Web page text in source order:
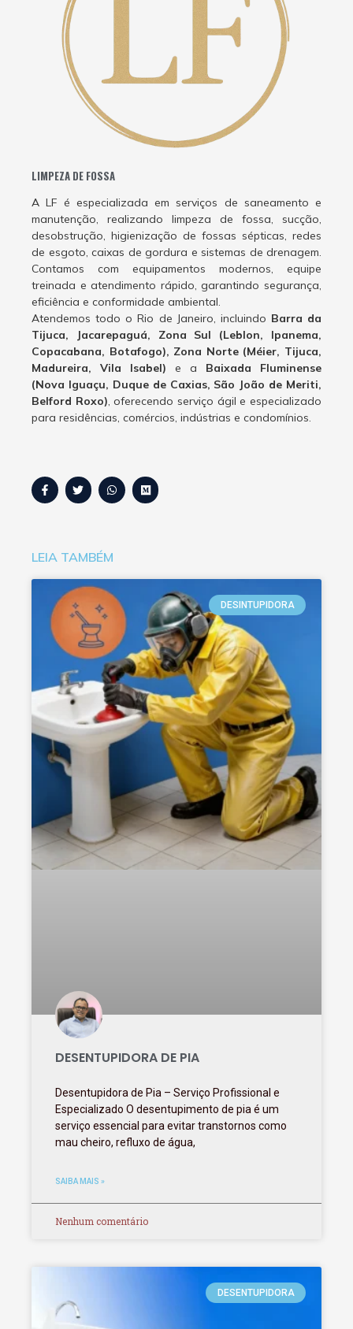
LIMPEZA DE FOSSA
A LF é especializada em serviços de saneamento e
manutenção, realizando limpeza de fossa, sucção,
desobstrução, higienização de fossas sépticas, redes
de esgoto, caixas de gordura e sistemas de drenagem.
Contamos com equipamentos modernos, equipe
treinada e atendimento rápido, garantindo segurança,
eficiência e conformidade ambiental.
Atendemos todo o Rio de Janeiro, incluindo Barra da
Tijuca, Jacarepaguá, Zona Sul (Leblon, Ipanema,
Copacabana, Botafogo), Zona Norte (Méier, Tijuca,
Madureira, Vila Isabel) e a Baixada Fluminense
(Nova Iguaçu, Duque de Caxias, São João de Meriti,
Belford Roxo), oferecendo serviço ágil e especializado
para residências, comércios, indústrias e condomínios.
LEIA TAMBÉM
DESINTUPIDORA
DESENTUPIDORA DE PIA
Desentupidora de Pia – Serviço Profissional e
Especializado O desentupimento de pia é um
serviço essencial para evitar transtornos como
mau cheiro, refluxo de água,
SAIBA MAIS »
Nenhum comentário
DESENTUPIDORA